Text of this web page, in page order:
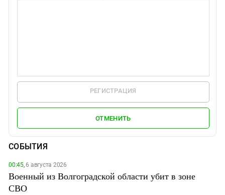
РЕГИСТРАЦИЯ
ОТМЕНИТЬ
СОБЫТИЯ
00:45,6 августа 2026
Военный из Волгоградской области убит в зоне
СВО